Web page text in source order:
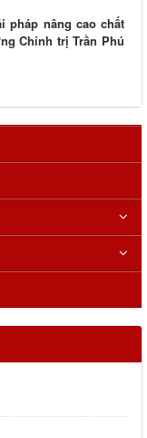
pháp nâng cao chất
Chính trị Trần Phú